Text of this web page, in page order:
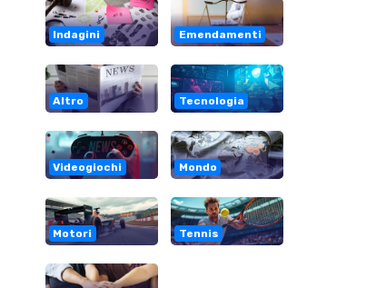
Indagini Emendamenti
Altro Tecnologia
Videogiochi Mondo
Motori Tennis